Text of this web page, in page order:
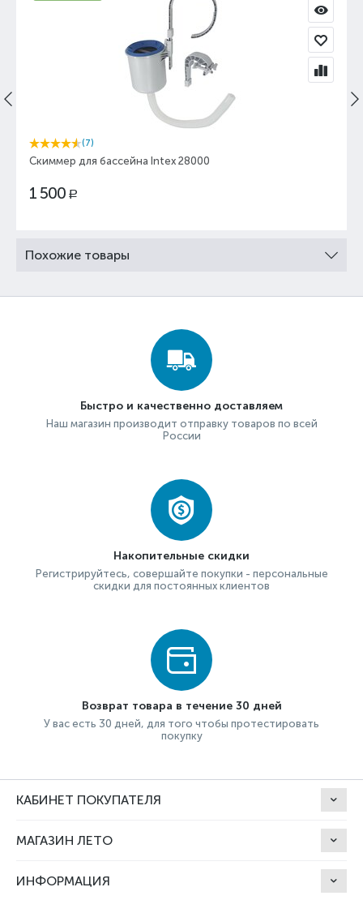
(7)
Скиммер для бассейна Intex 28000
1 500 Р
Похожие товары
Быстро и качественно доставляем
Наш магазин производит отправку товаров по всей
России
Накопительные скидки
Регистрируйтесь, совершайте покупки - персональные
скидки для постоянных клиентов
Возврат товара в течение 30 дней
У вас есть 30 дней, для того чтобы протестировать
покупку
КАБИНЕТ ПОКУПАТЕЛЯ
МАГАЗИН ЛЕТО
ИНФОРМАЦИЯ